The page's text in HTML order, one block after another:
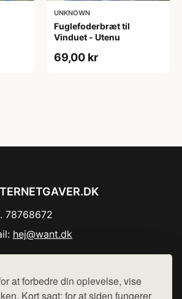
at forbedre din oplevelse, vise
Kort sagt: for at siden fungerer
UNKNOWN
Fuglefoderbræt til
Vinduet - Utenu
69,00 kr
78768672
hej@want.dk